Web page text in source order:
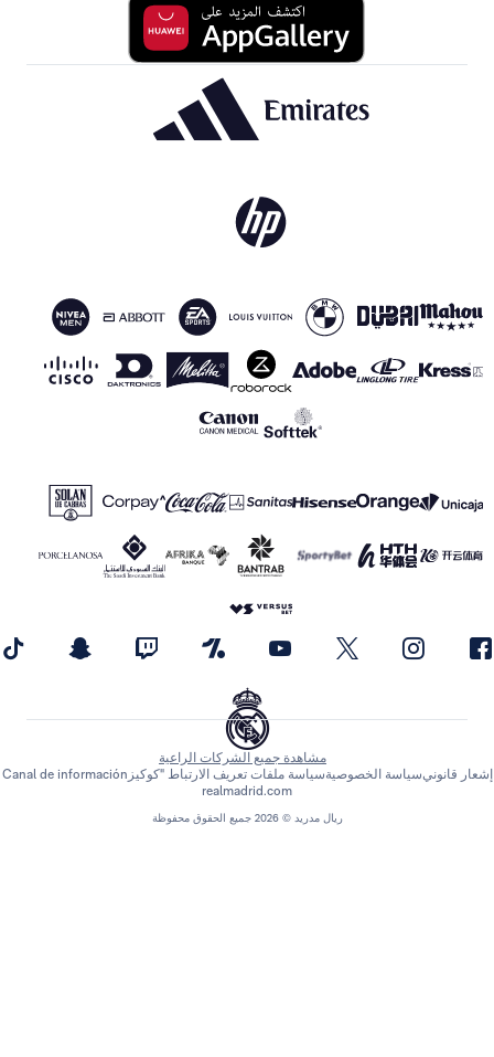
مشاهدة جميع الشركات الراعية
الخصوصيةسياسة ملفات تعريف الارتباط "كوكيز Canal de información
realmadrid.com